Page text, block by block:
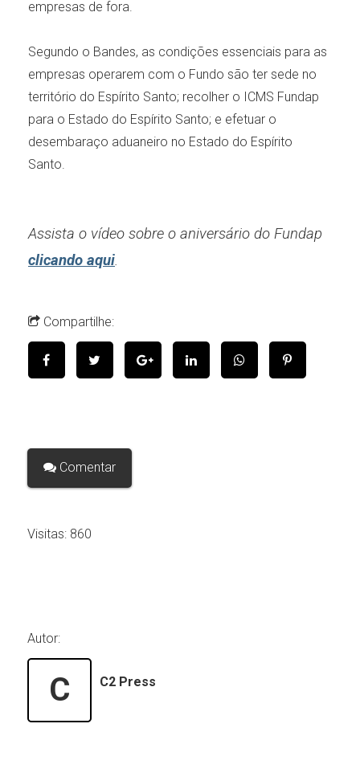
empresas de fora.
Segundo o Bandes, as condições essenciais para as
empresas operarem com o Fundo são ter sede no
território do Espírito Santo; recolher o ICMS Fundap
para o Estado do Espírito Santo; e efetuar o
desembaraço aduaneiro no Estado do Espírito
Santo.
Assista o vídeo sobre o aniversário do Fundap
clicando aqui.
Compartilhe:
Comentar
Visitas:860
Autor:
C C2 Press